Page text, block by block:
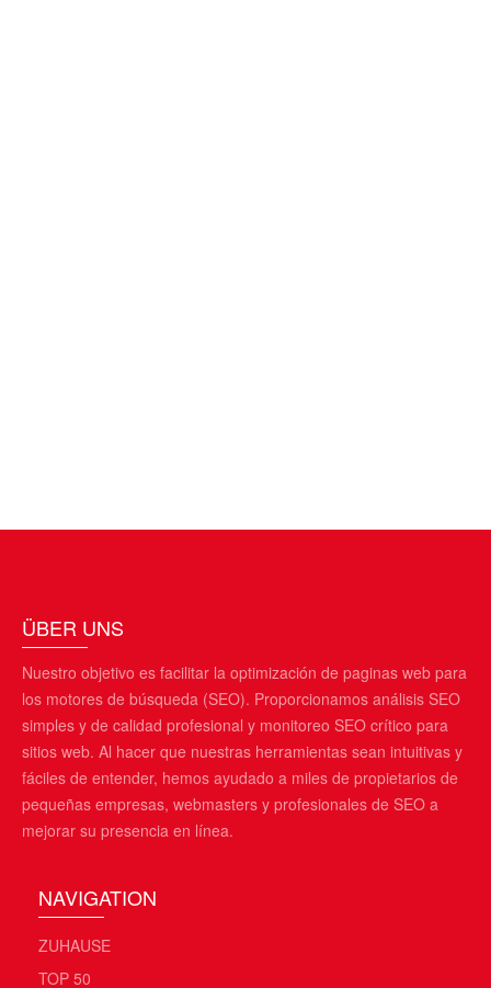
ÜBER UNS
Nuestro objetivo es facilitar la optimización de paginas web para
los motores de búsqueda (SEO). Proporcionamos análisis SEO
simples y de calidad profesional y monitoreo SEO crítico para
sitios web. Al hacer que nuestras herramientas sean intuitivas y
fáciles de entender, hemos ayudado a miles de propietarios de
pequeñas empresas, webmasters y profesionales de SEO a
mejorar su presencia en línea.
NAVIGATION
ZUHAUSE
TOP 50